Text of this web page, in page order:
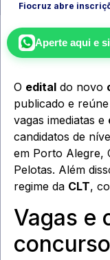
Aperte aqui e
O edital do novo
publicado e reúne
vagas imediatas e
candidatos de
em Porto Alegre,
Pelotas. Além
regime da CLT,
Vagas e